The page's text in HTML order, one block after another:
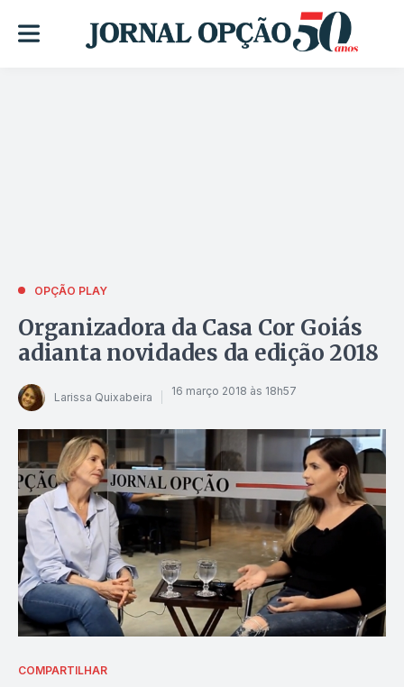
OPÇÃO PLAY
Organizadora da Casa Cor Goiás
adianta novidades da edição 2018
Larissa Quixabeira 16 março 2018 às 18h57
COMPARTILHAR